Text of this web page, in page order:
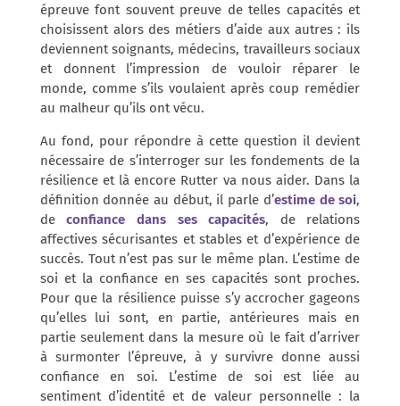
épreuve font souvent preuve de telles capacités et
choisissent alors des métiers d’aide aux autres : ils
deviennent soignants, médecins, travailleurs sociaux
et donnent l’impression de vouloir réparer le
monde, comme s’ils voulaient après coup remédier
au malheur qu’ils ont vécu.
Au fond, pour répondre à cette question il devient
nécessaire de s’interroger sur les fondements de la
résilience et là encore Rutter va nous aider. Dans la
définition donnée au début, il parle d’estime de soi,
deconfiance dans ses capacités, de relations
affectives sécurisantes et stables et d’expérience de
succès. Tout n’est pas sur le même plan. L’estime de
soi et la confiance en ses capacités sont proches.
Pour que la résilience puisse s’y accrocher gageons
qu’elles lui sont, en partie, antérieures mais en
partie seulement dans la mesure où le fait d’arriver
à surmonter l’épreuve, à y survivre donne aussi
confiance en soi. L’estime de soi est liée au
sentiment d’identité et de valeur personnelle : la